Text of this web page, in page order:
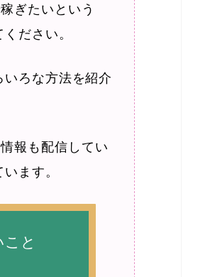
ぎたいという
ださい。
ろな方法を紹介
報も配信してい
ます。
と